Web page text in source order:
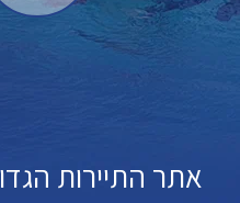
אתר התיירות